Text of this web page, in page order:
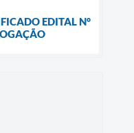
EDITAL N°